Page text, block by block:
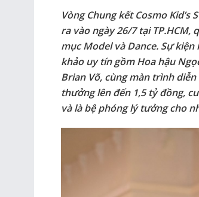
Vòng Chung kết Cosmo
ra vào ngày 26/7 tại
mục Model và Dance. Sự
khảo uy tín gồm Hoa hậu
Brian Võ, cùng màn trình
thưởng lên đến 1,5 tỷ đồng,
và là bệ phóng lý tưởng cho